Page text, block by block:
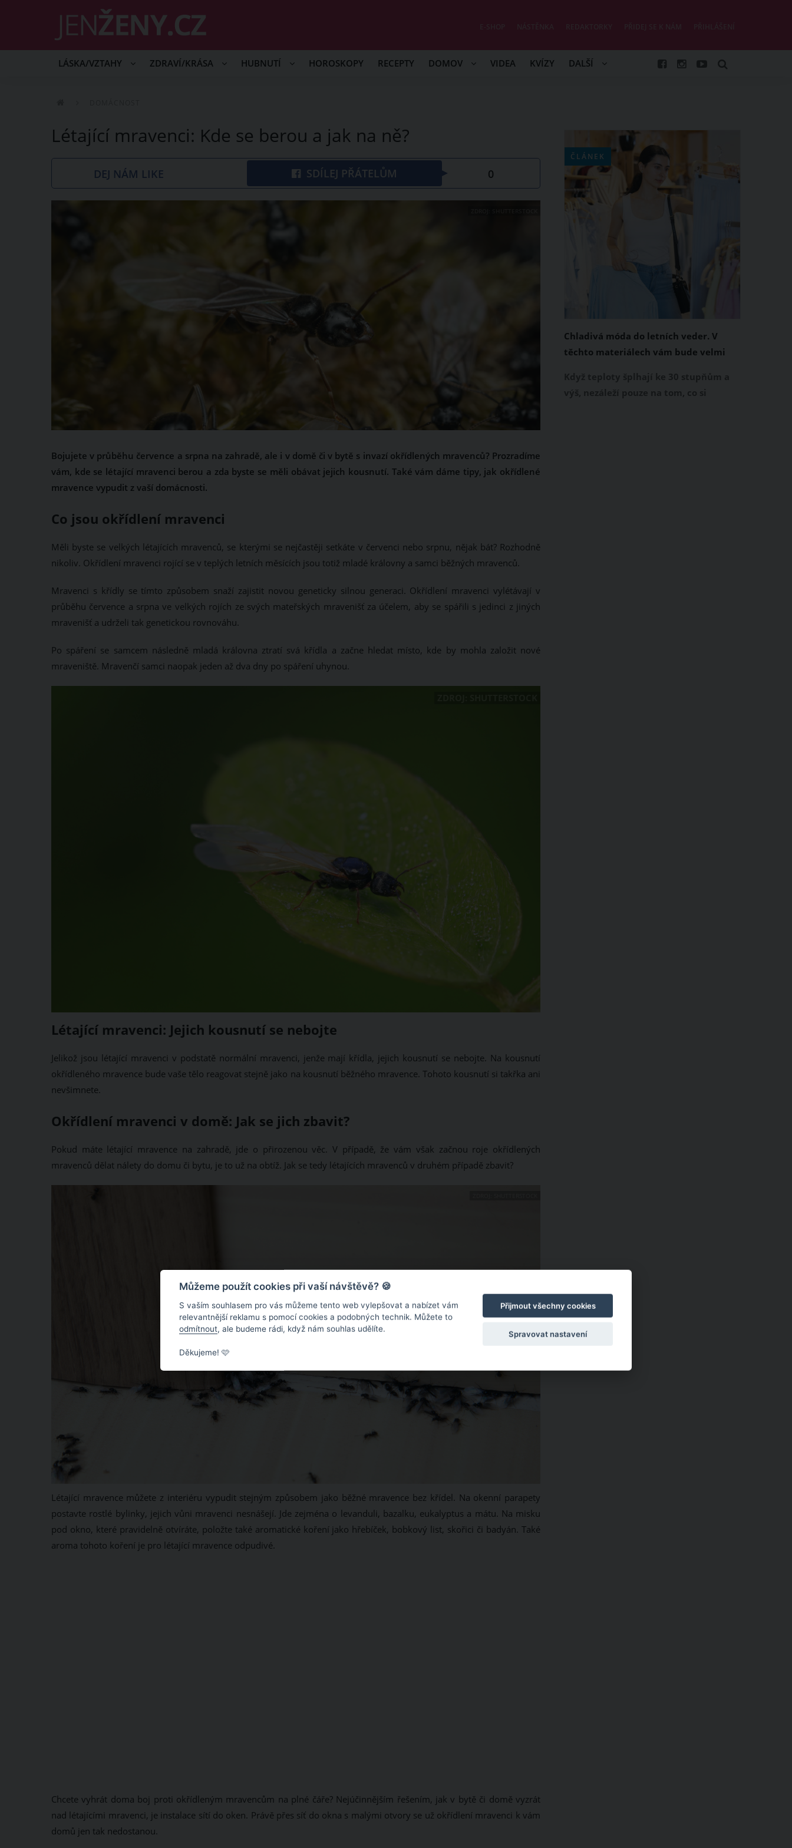
LÁSKA/VZTAHY ZDRAVÍ/KRÁSA HUBNUTÍ HOROSKOPY RECEPTY DOMOV VIDEA KVÍZY DALŠÍ
Létající mravenci: Kde se berou a jak na ně?
DEJ NÁM LIKE SDÍLEJ PŘÁTELŮM 0
Bojujete v průběhu července a srpna na zahradě, ale i v domě či v bytě s invazí okřídlených mravenců? Prozradíme
vám, kde se létající mravenci berou a zda byste se měli obávat jejich kousnutí. Také vám dáme tipy, jak okřídlené
mravence vypudit z vaší domácnosti.
Co jsou okřídlení mravenci
Měli byste se velkých létajících mravenců, se kterými se nejčastěji setkáte v červenci nebo srpnu, nějak bát? Rozhodně
nikoliv. Okřídlení mravenci rojící se v teplých letních měsících jsou totiž mladé královny a samci běžných mravenců.
Mravenci s křídly se tímto způsobem snaží zajistit novou geneticky silnou generaci. Okřídlení mravenci vylétávají v
průběhu července a srpna ve velkých rojích ze svých mateřských mravenišť za účelem, aby se spářili s jedinci z jiných
mravenišť a udrželi tak genetickou rovnováhu.
Po spáření se samcem následně mladá královna ztratí svá křídla a začne hledat místo, kde by mohla založit nové
mraveniště. Mravenčí samci naopak jeden až dva dny po spáření uhynou.
Létající mravenci: Jejich kousnutí se nebojte
Jelikož jsou létající mravenci v podstatě normální mravenci, jenže mají křídla, jejich kousnutí se nebojte. Na kousnutí
okřídleného mravence bude vaše tělo reagovat stejně jako na kousnutí běžného mravence. Tohoto kousnutí si takřka ani
nevšimnete.
Okřídlení mravenci v domě: Jak se jich zbavit?
Pokud máte létající mravence na zahradě, jde o přirozenou věc. V případě, že vám však začnou roje okřídlených
mravenců dělat nálety do domu či bytu, je to už na obtíž. Jak se tedy létajících mravenců v druhém případě zbavit?
Létající mravence můžete z interiéru vypudit stejným způsobem jako běžné mravence bez křídel. Na okenní parapety
postavte rostlé bylinky, jejich vůni mravenci nesnášejí. Jde zejména o levanduli, bazalku, eukalyptus a mátu. Na misku
pod okno, které pravidelně otvíráte, položte také aromatické koření jako hřebíček, bobkový list, skořici či badyán. Také
aroma tohoto koření je pro létající mravence odpudivé.
Chcete vyhrát doma boj proti okřídleným mravencům na plné čáře? Nejúčinnějším řešením, jak v bytě či domě vyzrát
nad létajícími mravenci, je instalace sítí do oken. Právě přes síť do okna s malými otvory se už okřídlení mravenci k vám
domů jen tak nedostanou.
ČLÁNEK
Chladivá móda do letních veder. V
těchto materiálech vám bude velmi
Můžeme použít cookies při vaší návštěvě? 🍪
S vaším souhlasem pro vás můžeme tento web vylepšovat a nabízet vám
relevantnější reklamu s pomocí cookies a podobných technik. Můžete to
odmítnout, ale budeme rádi, když nám souhlas udělíte.
Děkujeme! 🩷
Přijmout všechny cookies
Spravovat nastavení